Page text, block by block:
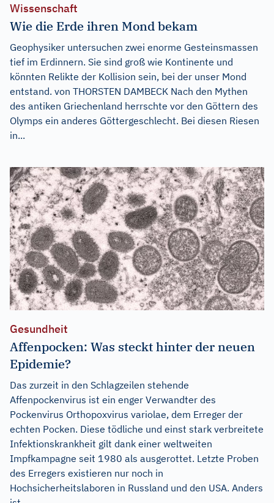
Wissenschaft
Wie die Erde ihren Mond bekam
Geophysiker untersuchen zwei enorme Gesteinsmassen
tief im Erdinnern. Sie sind groß wie Kontinente und
könnten Relikte der Kollision sein, bei der unser Mond
entstand. von THORSTEN DAMBECK Nach den Mythen
des antiken Griechenland herrschte vor den Göttern des
Olymps ein anderes Göttergeschlecht. Bei diesen Riesen
in...
Gesundheit
Affenpocken: Was steckt hinter der neuen
Epidemie?
Das zurzeit in den Schlagzeilen stehende
Affenpockenvirus ist ein enger Verwandter des
Pockenvirus Orthopoxvirus variolae, dem Erreger der
echten Pocken. Diese tödliche und einst stark verbreitete
Infektionskrankheit gilt dank einer weltweiten
Impfkampagne seit 1980 als ausgerottet. Letzte Proben
des Erregers existieren nur noch in
Hochsicherheitslaboren in Russland und den USA. Anders